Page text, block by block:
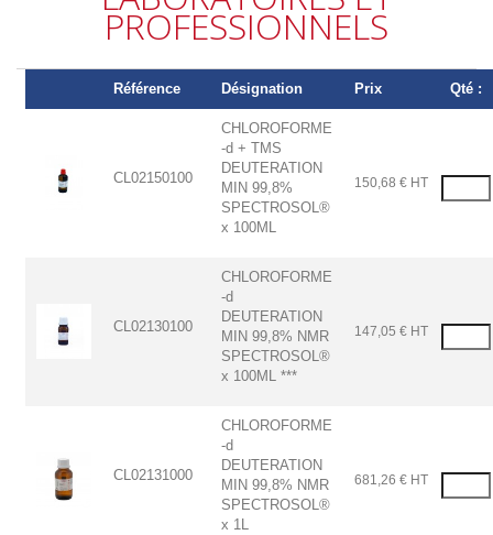
PROFESSIONNELS
Référence Désignation Prix Qté :
CL02150100
CHLOROFORME
-d + TMS
DEUTERATION
MIN 99,8%
SPECTROSOL®
x 100ML
150,68 € HT
CL02130100
CHLOROFORME
-d
DEUTERATION
MIN 99,8% NMR
SPECTROSOL®
x 100ML ***
147,05 € HT
CL02131000
CHLOROFORME
-d
DEUTERATION
MIN 99,8% NMR
SPECTROSOL®
x 1L
681,26 € HT